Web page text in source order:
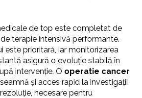
de top este completat de
terapie intensivă performante.
este prioritară, iar monitorizarea
asigură o evoluție stabilă în
intervenție. O operatie cancer
și acces rapid la investigații
necesare pentru